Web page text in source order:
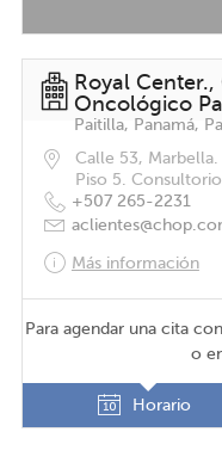
Royal
Oncológico
Paitilla, Panamá,
Calle 53,
Piso 5.
+507 265-2231
Más información
Para agendar una cita
o
Horario